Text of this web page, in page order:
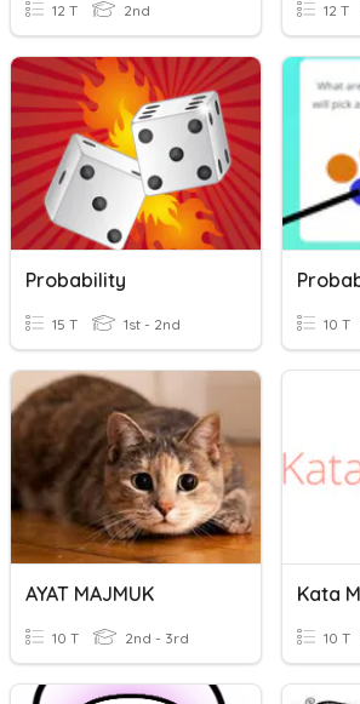
12 T 2nd 12 T
Probability
15 T 1st - 2nd 10 T
AYAT MAJMUK
10 T 2nd - 3rd
Kata
10 T